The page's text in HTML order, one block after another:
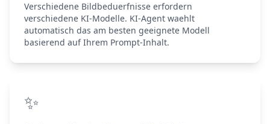
Verschiedene Bildbeduerfnisse erfordern
verschiedene KI-Modelle. KI-Agent waehlt
automatisch das am besten geeignete Modell
basierend auf Ihrem Prompt-Inhalt.
✨